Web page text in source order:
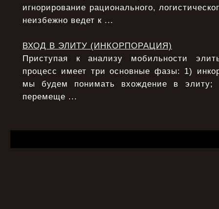
игнорирование рационального,
неизбежно ведет к ...
ВХОД В ЭЛИТУ (ИНКОРПОРАЦИЯ)
Приступая к анализу мобильности
процесс имеет три основные фазы: 1)
мы будем понимать вхождение в
перемеще ...